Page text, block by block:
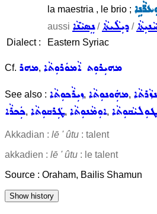
la maestria , le brio ;
aussi ܢܸܣܝܵܢܵܐ/ܕܝܼܠܵܝܬܵܐ /
Dialect :
Eastern Syriac
Cf. ܡܗܪ, ܡܗܝܼܪܘܼܬ ܐܵܡܘܿܪܘܼܬܵܐ
See also : ܙܝܼܪܵܟܘܼܬܵܐ, ܡܗܲܘܢܘܼܬܵܐ, ܢܙܵܪܬܵܐ
ܟܲܟܪܵܐ, ܛܲܪܩܘܼܬܵܐ, ܐܘܼܡܵܢܘܼܬܵܐ, ܛܘܼܠܝܵܩܘܼܬܵܐ
Akkadian : lē ' ûtu : talent
akkadien : lē ' ûtu : le talent
Source : Oraham, Bailis Shamun